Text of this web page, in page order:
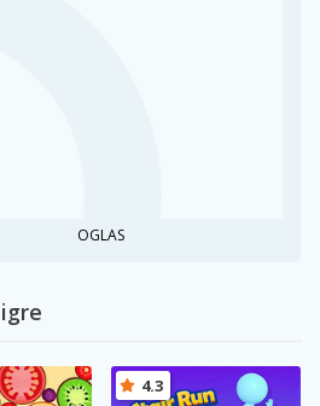
OGLAS
4.3